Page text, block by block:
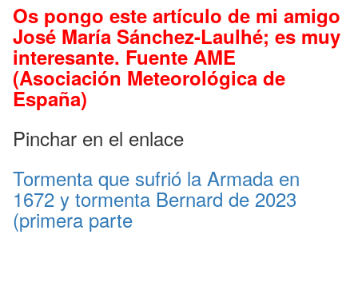
Os pongo este artículo de mi amigo
José María Sánchez-Laulhé; es muy
interesante. Fuente AME
(Asociación Meteorológica de
España)
Pinchar en el enlace
Tormenta que sufrió la Armada en
1672 y tormenta Bernard de 2023
(primera parte